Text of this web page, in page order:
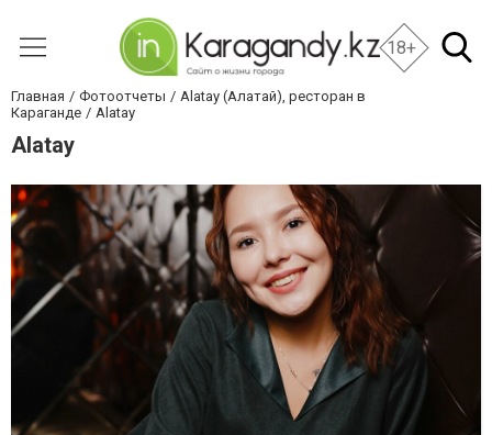
18+
Главная Фотоотчеты
Alatay (Алатай), ресторан в
Караганде
Alatay
Alatay